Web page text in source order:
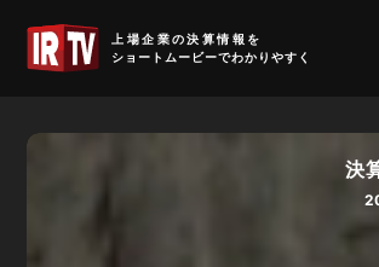
上場企業の決算情報を
ショートムービーでわかりやすく
決